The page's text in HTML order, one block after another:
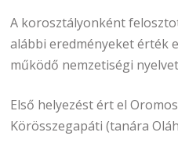
A korosztályonként
alábbi eredményeket érték
működő nemzetiségi
Első helyezést ért el
Körösszegapáti (tanára